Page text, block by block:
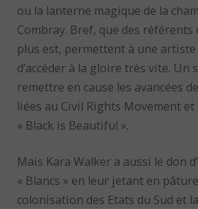
ou la lanterne magique de la
Combray. Bref, que des référents
plus est, permettent à une artiste
d’accéder à la gloire très vite. Un
remettre en cause les avancées
liées au Civil Rights Movement et
« Black is Beautiful ».
Mais Kara Walker a aussi le don
« Blancs » en leur jetant en
colonisation des Etats du Sud et